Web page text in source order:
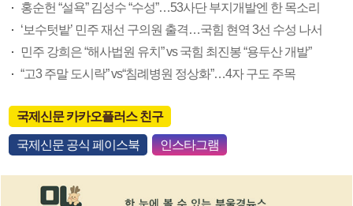
홍순헌 “설욕” 김성수 “수성”…53사단 부지개발엔 한 목소리
‘보수텃밭’ 민주 재선 구의원 출격…국힘 현역 3선 수성 나서
민주 강희은 “해사법원 유치” vs 국힘 최진봉 “용두산 개발”
“고3 주말 도시락” vs“침례병원 정상화”…4자 구도 주목
국제신문 카카오플러스 친구
국제신문 공식 페이스북 인스타그램